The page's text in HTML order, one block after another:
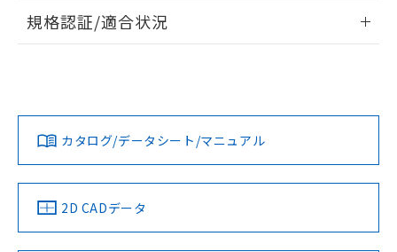
ログイン/会員登録
ダウンロードデータをご利用いただく前に、以下を必ずお読
みください。
ソフトウェアの使用条件
EU RoHS 注意事項・凡例
対応済み
中国 RoHS 注意事項・凡例
規格認証/適合状況
カタログ/データシート/マニュアル
2D CADデータ